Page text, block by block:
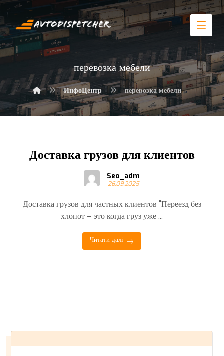
перевозка мебели
ИнфоЦентр перевозка мебели
Доставка грузов для клиентов
Seo_adm
26.09.2025
Доставка грузов для частных клиентов “Переезд без
хлопот – это когда груз уже ...
Читати далі